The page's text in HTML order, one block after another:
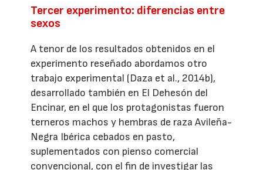
Tercer experimento: diferencias entre
sexos
A tenor de los resultados obtenidos en el
experimento reseñado abordamos otro
trabajo experimental (Daza et al., 2014b),
desarrollado también en El Dehesón del
Encinar, en el que los protagonistas fueron
terneros machos y hembras de raza Avileña-
Negra Ibérica cebados en pasto,
suplementados con pienso comercial
convencional, con el fin de investigar las